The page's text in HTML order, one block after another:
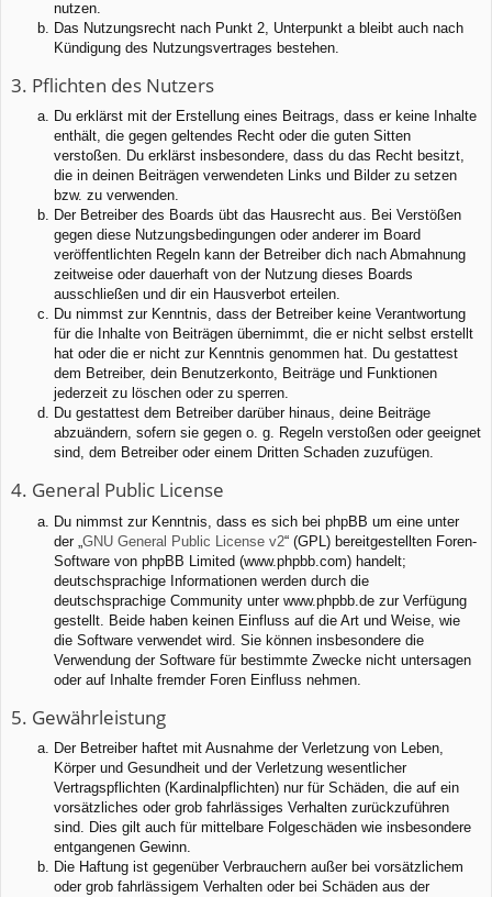
nutzen.
Das Nutzungsrecht nach Punkt 2, Unterpunkt a bleibt auch nach
Kündigung des Nutzungsvertrages bestehen.
3. Pflichten des Nutzers
Du erklärst mit der Erstellung eines Beitrags, dass er keine Inhalte
enthält, die gegen geltendes Recht oder die guten Sitten
verstoßen. Du erklärst insbesondere, dass du das Recht besitzt,
die in deinen Beiträgen verwendeten Links und Bilder zu setzen
bzw. zu verwenden.
Der Betreiber des Boards übt das Hausrecht aus. Bei Verstößen
gegen diese Nutzungsbedingungen oder anderer im Board
veröffentlichten Regeln kann der Betreiber dich nach Abmahnung
zeitweise oder dauerhaft von der Nutzung dieses Boards
ausschließen und dir ein Hausverbot erteilen.
Du nimmst zur Kenntnis, dass der Betreiber keine Verantwortung
für die Inhalte von Beiträgen übernimmt, die er nicht selbst erstellt
hat oder die er nicht zur Kenntnis genommen hat. Du gestattest
dem Betreiber, dein Benutzerkonto, Beiträge und Funktionen
jederzeit zu löschen oder zu sperren.
Du gestattest dem Betreiber darüber hinaus, deine Beiträge
abzuändern, sofern sie gegen o. g. Regeln verstoßen oder geeignet
sind, dem Betreiber oder einem Dritten Schaden zuzufügen.
4. General Public License
Du nimmst zur Kenntnis, dass es sich bei phpBB um eine unter
der „ GNU General Public License v2“ (GPL) bereitgestellten Foren-
Software von phpBB Limited (www.phpbb.com) handelt;
deutschsprachige Informationen werden durch die
deutschsprachige Community unter www.phpbb.de zur Verfügung
gestellt. Beide haben keinen Einfluss auf die Art und Weise, wie
die Software verwendet wird. Sie können insbesondere die
Verwendung der Software für bestimmte Zwecke nicht untersagen
oder auf Inhalte fremder Foren Einfluss nehmen.
5. Gewährleistung
Der Betreiber haftet mit Ausnahme der Verletzung von Leben,
Körper und Gesundheit und der Verletzung wesentlicher
Vertragspflichten (Kardinalpflichten) nur für Schäden, die auf ein
vorsätzliches oder grob fahrlässiges Verhalten zurückzuführen
sind. Dies gilt auch für mittelbare Folgeschäden wie insbesondere
entgangenen Gewinn.
Die Haftung ist gegenüber Verbrauchern außer bei vorsätzlichem
oder grob fahrlässigem Verhalten oder bei Schäden aus der